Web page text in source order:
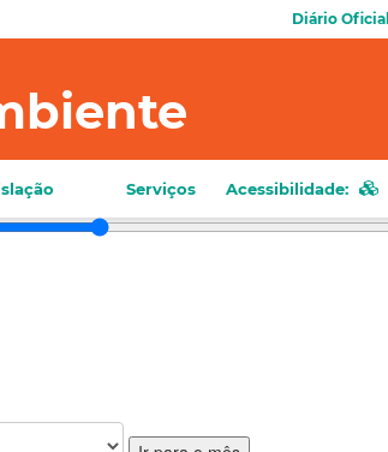
Diário Oficial
Serviços Acessibilidade: